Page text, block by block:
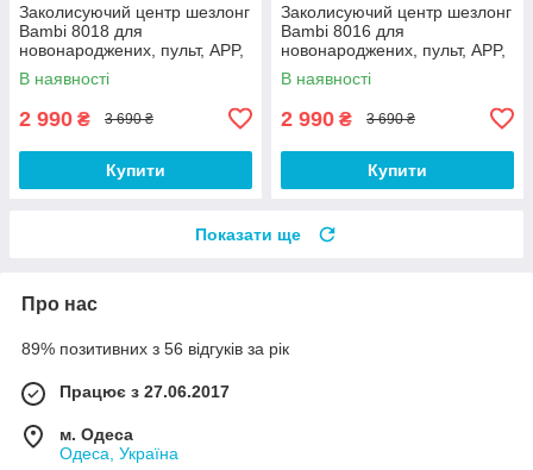
Заколисуючий центр шезлонг
Bambi 8018 для
новонароджених, пульт, APP,
USB, таймер, москітна сітка,
іграшки, сірий
В наявності
2 990 ₴ 3 690 ₴
Купити
Заколисуючий центр шезлонг
Bambi 8016 для
новонароджених, пульт, APP,
USB, таймер, москітна сітка,
іграшки, сірий
В наявності
2 990 ₴ 3 690 ₴
Купити
Показати ще
Про нас
89% позитивних з 56 відгуків за рік
Працює з 27.06.2017
м. Одеса
Одеса, Україна